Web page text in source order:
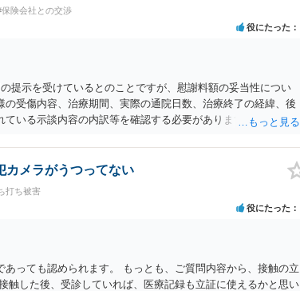
保険会社との交渉
役にたった
提示を受けているとのことですが、慰謝料額の妥当性につい
受傷内容、治療期間、実際の通院日数、治療終了の経緯、後
いる示談内容の内訳等を確認する必要があります。保険会社
士に個別に相談することをお勧めいたします。 ・相手方保険
叔母様の診断名、けがの内容 ・治療開始日及び治療終了日 ・
付帯しているか なお、被害者は叔母様ご本人となりますので、
の依頼意思等を確認する必要があります。日本語での十分な意
たりのご事情も踏まえて、依頼意思の確認方法等を検討する必
カメラがうつってない
打ち被害
役にたった
っても認められます。 もっとも、ご質問内容から、接触の立
触した後、受診していれば、医療記録も立証に使えるかと思い